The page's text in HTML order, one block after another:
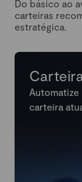
Do básico ao
carteiras
estratégica.
Automatize
carteira